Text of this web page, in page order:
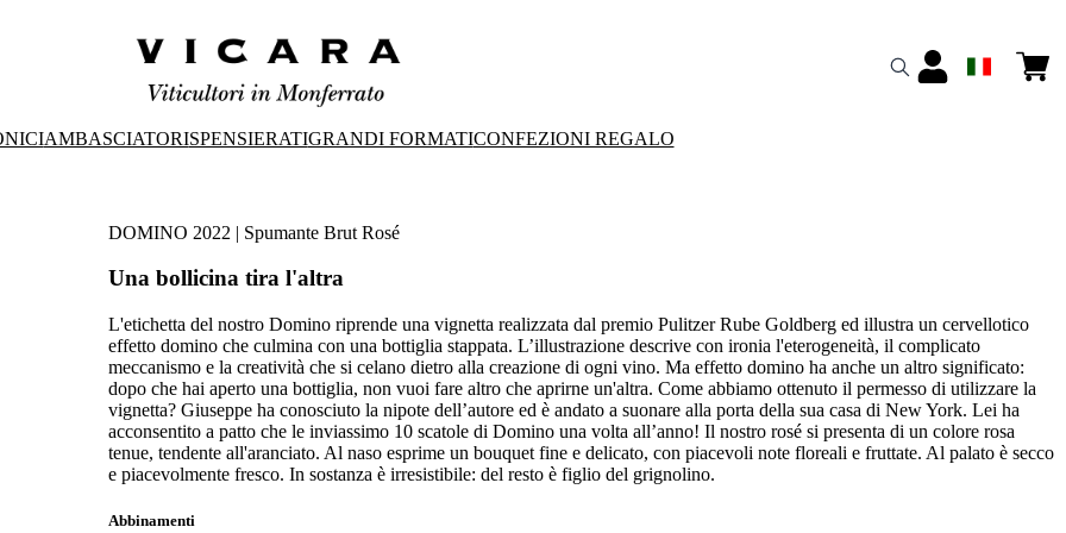
AMBASCIATORISPENSIERATIGRANDI FORMATICONFEZIONI REGALO
DOMINO 2022 | Spumante Brut Rosé
Una bollicina tira l'altra
L'etichetta del nostro Domino riprende una vignetta realizzata dal premio Pulitzer Rube Goldberg ed illustra un cervellotico
effetto domino che culmina con una bottiglia stappata. L’illustrazione descrive con ironia l'eterogeneità, il complicato
meccanismo e la creatività che si celano dietro alla creazione di ogni vino. Ma effetto domino ha anche un altro significato:
dopo che hai aperto una bottiglia, non vuoi fare altro che aprirne un'altra. Come abbiamo ottenuto il permesso di utilizzare la
vignetta? Giuseppe ha conosciuto la nipote dell’autore ed è andato a suonare alla porta della sua casa di New York. Lei ha
acconsentito a patto che le inviassimo 10 scatole di Domino una volta all’anno! Il nostro rosé si presenta di un colore rosa
tenue, tendente all'aranciato. Al naso esprime un bouquet fine e delicato, con piacevoli note floreali e fruttate. Al palato è secco
e piacevolmente fresco. In sostanza è irresistibile: del resto è figlio del grignolino.
Abbinamenti